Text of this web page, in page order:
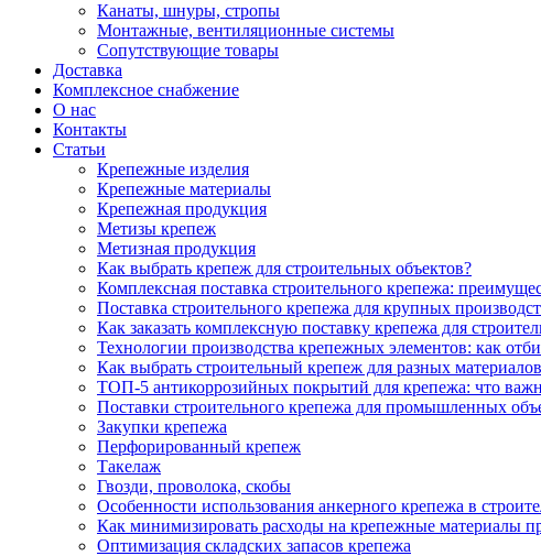
Канаты, шнуры, стропы
Монтажные, вентиляционные системы
Сопутствующие товары
Доставка
Комплексное снабжение
О нас
Контакты
Статьи
Крепежные изделия
Крепежные материалы
Крепежная продукция
Метизы крепеж
Метизная продукция
Как выбрать крепеж для строительных объектов?
Комплексная поставка строительного крепежа:
Поставка строительного крепежа для крупных
Как заказать комплексную поставку крепежа для
Технологии производства крепежных элементов: как
Как выбрать строительный крепеж для разных
ТОП-5 антикоррозийных покрытий для крепежа: что
Поставки строительного крепежа для промышленных
Закупки крепежа
Перфорированный крепеж
Такелаж
Гвозди, проволока, скобы
Особенности использования анкерного крепежа в
Как минимизировать расходы на крепежные материалы
Оптимизация складских запасов крепежа